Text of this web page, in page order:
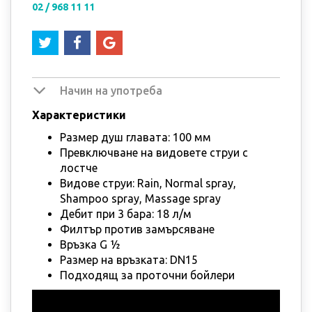
02 / 968 11 11
Начин на употреба
Характеристики
Размер душ главата: 100 мм
Превключване на видовете струи с
лостче
Видове струи: Rain, Normal spray,
Shampoo spray, Massage spray
Дебит при 3 бара: 18 л/м
Филтър против замърсяване
Връзка G ½
Размер на връзката: DN15
Подходящ за проточни бойлери